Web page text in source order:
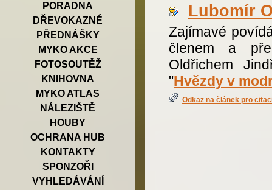
PORADNA
DŘEVOKAZNÉ
PŘEDNÁŠKY
MYKO AKCE
FOTOSOUTĚŽ
KNIHOVNA
MYKO ATLAS
NÁLEZIŠTĚ
HOUBY
OCHRANA HUB
KONTAKTY
SPONZOŘI
VYHLEDÁVÁNÍ
Lubomír
Zajímavé
členem a
Oldřichem
"Hvězdy v
Odkaz na článek pro